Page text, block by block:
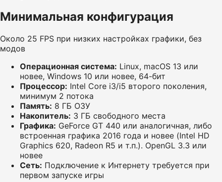
Минимальная конфигурация
Около 25 FPS при низких настройках графики, без
модов
Операционная система: Linux, macOS 13 или
новее, Windows 10 или новее, 64-бит
Процессор: Intel Core i3/i5 второго поколения,
минимум 2 потока
Память: 8 ГБ ОЗУ
Накопитель: 3 ГБ свободного места
Графика: GeForce GT 440 или аналогичная, либо
встроенная графика 2016 года и новее (Intel HD
Graphics 620, Radeon R5 и т.п.). OpenGL 3.3 или
новее
Сеть: Подключение к Интернету требуется при
первом запуске игры